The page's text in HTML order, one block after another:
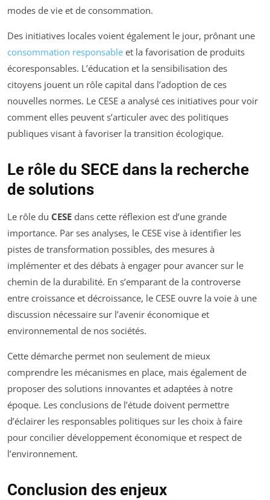
modes de vie et de consommation.
Des initiatives locales voient également le jour, prônant une
consommation responsable et la favorisation de produits
écoresponsables. L’éducation et la sensibilisation des
citoyens jouent un rôle capital dans l’adoption de ces
nouvelles normes. Le CESE a analysé ces initiatives pour voir
comment elles peuvent s’articuler avec des politiques
publiques visant à favoriser la transition écologique.
Le rôle du SECE dans la recherche
de solutions
Le rôle du CESE dans cette réflexion est d’une grande
importance. Par ses analyses, le CESE vise à identifier les
pistes de transformation possibles, des mesures à
implémenter et des débats à engager pour avancer sur le
chemin de la durabilité. En s’emparant de la controverse
entre croissance et décroissance, le CESE ouvre la voie à une
discussion nécessaire sur l’avenir économique et
environnemental de nos sociétés.
Cette démarche permet non seulement de mieux
comprendre les mécanismes en place, mais également de
proposer des solutions innovantes et adaptées à notre
époque. Les conclusions de l’étude doivent permettre
d’éclairer les responsables politiques sur les choix à faire
pour concilier développement économique et respect de
l’environnement.
Conclusion des enjeux